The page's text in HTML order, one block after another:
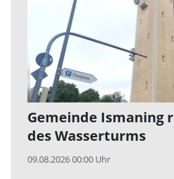
Gemeinde Ismaning
des Wasserturms
09.08.2026 00:00 Uhr